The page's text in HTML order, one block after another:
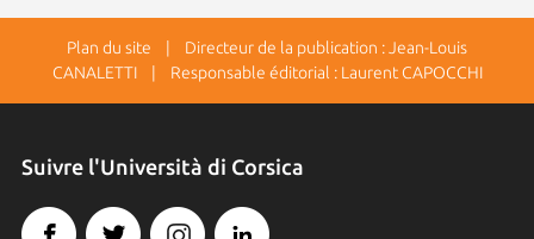
Plan du site | Directeur de la publication : Jean-Louis
CANALETTI | Responsable éditorial : Laurent CAPOCCHI
Suivre l'Università di Corsica